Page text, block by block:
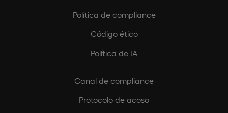
Política de compliance
Código ético
Política de IA
Canal de compliance
Protocolo de acoso